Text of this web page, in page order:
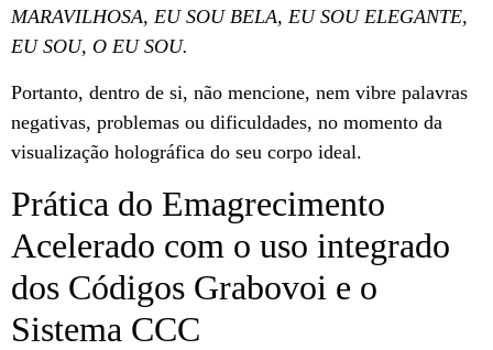
MARAVILHOSA, EU SOU BELA, EU SOU ELEGANTE,
EU SOU, O EU SOU.
Portanto, dentro de si, não mencione, nem vibre palavras
negativas, problemas ou dificuldades, no momento da
visualização holográfica do seu corpo ideal.
Prática do Emagrecimento
Acelerado com o uso integrado
dos Códigos Grabovoi e o
Sistema CCC